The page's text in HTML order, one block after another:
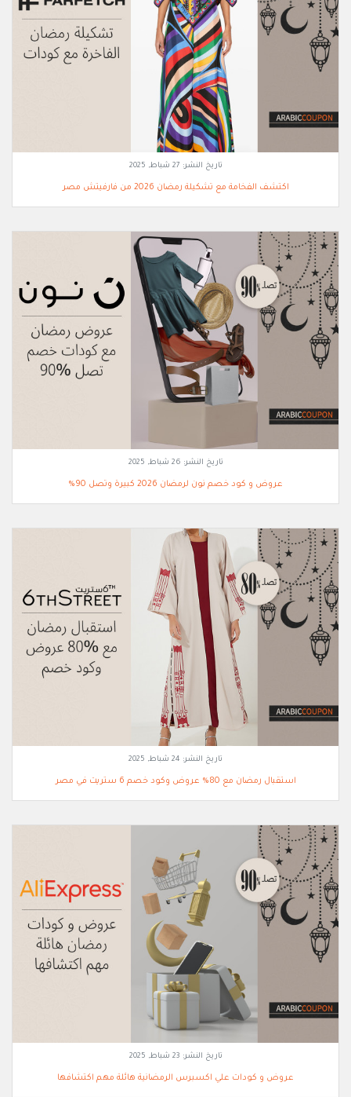
تاريخ النشر: 27 شباط, 2025
اكتشف الفخامة مع تشكيلة رمضان 2026 من فارفيتش مصر
تاريخ النشر: 26 شباط, 2025
عروض و كود خصم نون لرمضان 2026 كبيرة وتصل 90%
تاريخ النشر: 24 شباط, 2025
استقبال رمضان مع 80% عروض وكود خصم 6 ستريت في مصر
تاريخ النشر: 23 شباط, 2025
عروض و كودات علي اكسبرس الرمضانية هائلة مهم اكتشافها